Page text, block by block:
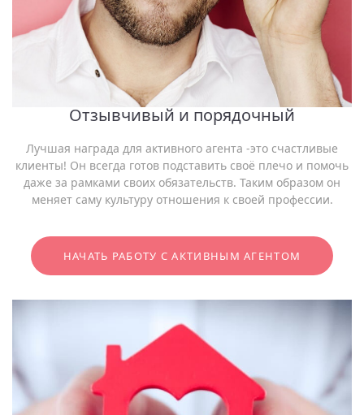
Отзывчивый и порядочный
Лучшая награда для активного агента -это счастливые
клиенты! Он всегда готов подставить своё плечо и помочь
даже за рамками своих обязательств. Таким образом он
меняет саму культуру отношения к своей профессии.
НАЧАТЬ РАБОТУ С АКТИВНЫМ АГЕНТОМ